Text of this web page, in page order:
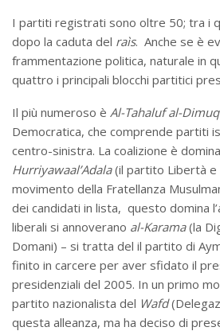
I partiti registrati sono oltre 50; tra i
dopo la caduta del raìs. Anche se è
frammentazione politica, naturale in
quattro i principali blocchi partitici
Il più numeroso è Al-Tahaluf al-
Democratica, che comprende partiti
centro-sinistra. La coalizione è
Hurriyawaal’Adala(il partito Libertà e
movimento della Fratellanza
dei candidati in lista, questo domina
liberali si annoverano al-Karama(la
Domani) – si tratta del il partito di
finito in carcere per aver sfidato il
presidenziali del 2005. In un primo
partito nazionalista del Wafd
questa alleanza, ma ha deciso di